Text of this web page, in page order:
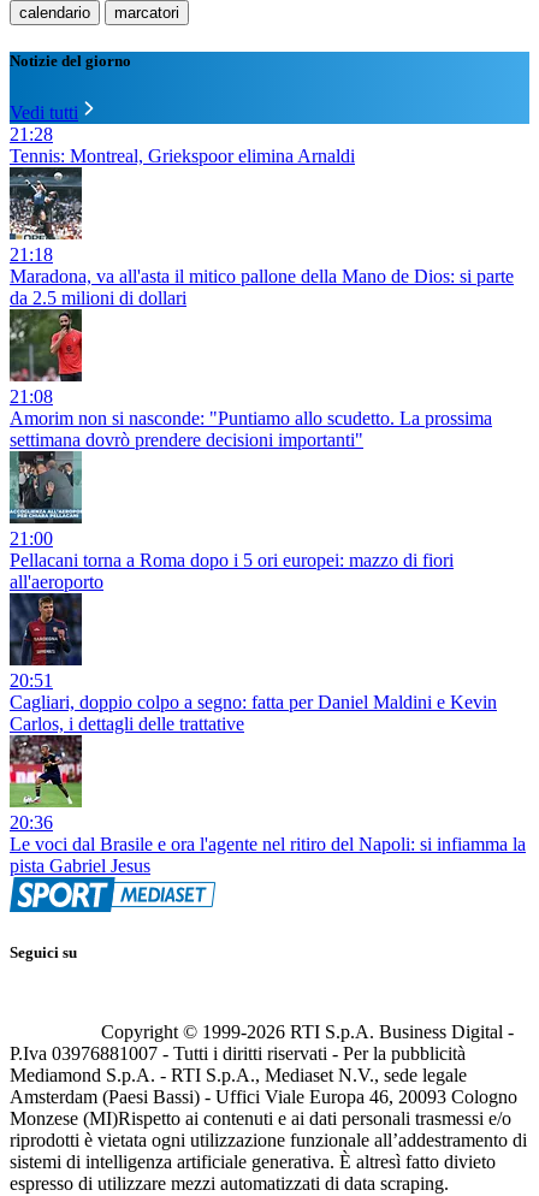
calendario marcatori
Notizie del giorno
Vedi tutti
21:28
Tennis: Montreal, Griekspoor elimina Arnaldi
21:18
Maradona, va all'asta il mitico pallone della Mano de Dios: si parte
da 2.5 milioni di dollari
21:08
Amorim non si nasconde: "Puntiamo allo scudetto. La prossima
settimana dovrò prendere decisioni importanti"
21:00
Pellacani torna a Roma dopo i 5 ori europei: mazzo di fiori
all'aeroporto
20:51
Cagliari, doppio colpo a segno: fatta per Daniel Maldini e Kevin
Carlos, i dettagli delle trattative
20:36
Le voci dal Brasile e ora l'agente nel ritiro del Napoli: si infiamma la
pista Gabriel Jesus
Seguici su
Copyright © 1999-2026 RTI S.p.A. Business Digital -
P.Iva 03976881007 - Tutti i diritti riservati - Per la pubblicità
Mediamond S.p.A. - RTI S.p.A., Mediaset N.V., sede legale
Amsterdam (Paesi Bassi) - Uffici Viale Europa 46, 20093 Cologno
Monzese (MI)Rispetto ai contenuti e ai dati personali trasmessi e/o
riprodotti è vietata ogni utilizzazione funzionale all’addestramento di
sistemi di intelligenza artificiale generativa. È altresì fatto divieto
espresso di utilizzare mezzi automatizzati di data scraping.